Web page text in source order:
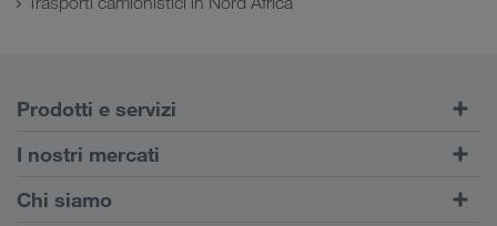
Prodotti e servizi
Trasporti su strada
Portale Clienti CONNECT
I nostri mercati
Europa
Chi siamo